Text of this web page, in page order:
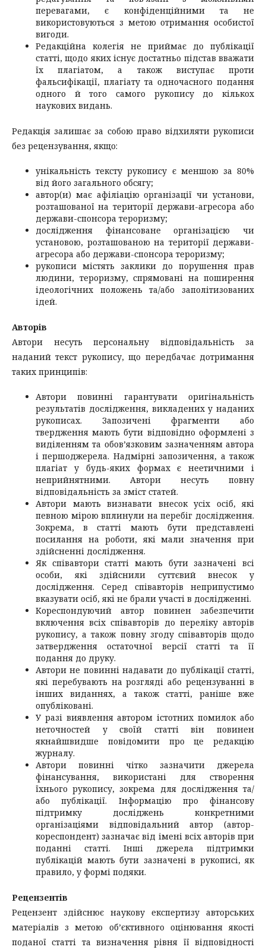
перевагами, є конфіденційними та не
використовуються з метою отримання особистої
вигоди.
Редакційна колегія не приймає до публікації
статті, щодо яких існує достатньо підстав вважати
їх плагіатом, а також виступає проти
фальсифікації, плагіату та одночасного подання
одного й того самого рукопису до кількох
наукових видань.
Редакція залишає за собою право відхиляти рукописи
без рецензування, якщо:
унікальність тексту рукопису є меншою за 80%
від його загального обсягу;
автор(и) має афіліацію організації чи установи,
розташованої на території держави-агресора або
держави-спонсора тероризму;
дослідження фінансоване організацією чи
установою, розташованою на території держави-
агресора або держави-спонсора тероризму;
рукописи містять заклики до порушення прав
людини, тероризму, спрямовані на поширення
ідеологічних положень та/або заполітизованих
ідей.
Авторів
Автори несуть персональну відповідальність за
наданий текст рукопису, що передбачає дотримання
таких принципів:
Автори повинні гарантувати оригінальність
результатів дослідження, викладених у наданих
рукописах. Запозичені фрагменти або
твердження мають бути відповідно оформлені з
виділенням та обов’язковим зазначенням автора
і першоджерела. Надмірні запозичення, а також
плагіат у будь-яких формах є неетичними і
неприйнятними. Автори несуть повну
відповідальність за зміст статей.
Автори мають визнавати внесок усіх осіб, які
певною мірою вплинули на перебіг дослідження.
Зокрема, в статті мають бути представлені
посилання на роботи, які мали значення при
здійсненні дослідження.
Як співавтори статті мають бути зазначені всі
особи, які здійснили суттєвий внесок у
дослідження. Серед співавторів неприпустимо
вказувати осіб, які не брали участі в дослідженні.
Кореспондуючий автор повинен забезпечити
включення всіх співавторів до переліку авторів
рукопису, а також повну згоду співавторів щодо
затвердження остаточної версії статті та її
подання до друку.
Автори не повинні надавати до публікації статті,
які перебувають на розгляді або рецензуванні в
інших виданнях, а також статті, раніше вже
опубліковані.
У разі виявлення автором істотних помилок або
неточностей у своїй статті він повинен
якнайшвидше повідомити про це редакцію
журналу.
Автори повинні чітко зазначити джерела
фінансування, використані для створення
їхнього рукопису, зокрема для дослідження та/
або публікації. Інформацію про фінансову
підтримку досліджень конкретними
організаціями відповідальний автор (автор-
кореспондент) зазначає від імені всіх авторів при
поданні статті. Інші джерела підтримки
публікацій мають бути зазначені в рукописі, як
правило, у формі подяки.
Рецензентів
Рецензент здійснює наукову експертизу авторських
матеріалів з метою об’єктивного оцінювання якості
поданої статті та визначення рівня її відповідності